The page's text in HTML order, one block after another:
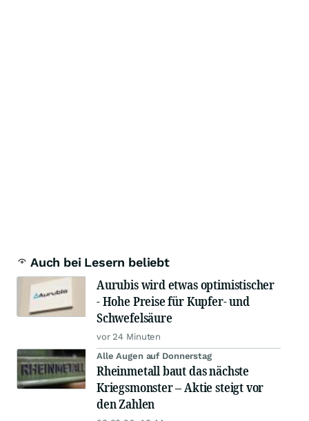
Auch bei Lesern beliebt
Aurubis wird etwas optimistischer
- Hohe Preise für Kupfer- und
Schwefelsäure
vor 24 Minuten
Alle Augen auf Donnerstag
Rheinmetall baut das nächste
Kriegsmonster – Aktie steigt vor
den Zahlen